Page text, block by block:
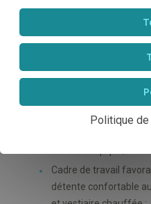
compte l'égalité au
vie professionnelle au
courses après des
l'entraînement ;
Cadre de travail
détente confortable
Politique